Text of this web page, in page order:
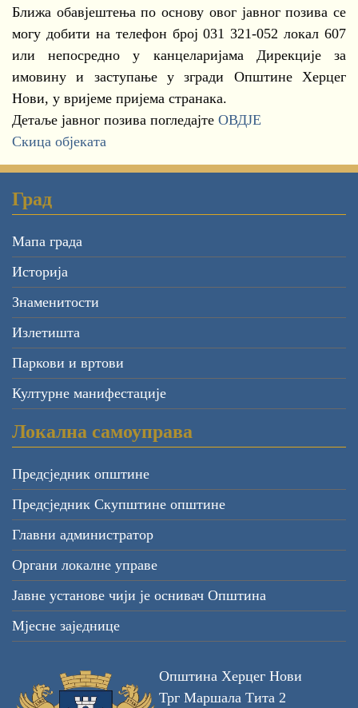
Ближа обавјештења по основу овог јавног позива се
могу добити на телефон број 031 321-052 локал 607
или непосредно у канцеларијама Дирекције за
имовину и заступање у згради Општине Херцег
Нови, у вријеме пријема странака.
Детаље јавног позива погледајте ОВДЈЕ
Скица објеката
Град
Мапа града
Историја
Знаменитости
Излетишта
Паркови и вртови
Културне манифестације
Локална самоуправа
Предсједник општине
Предсједник Скупштине општине
Главни администратор
Органи локалне управе
Јавне установе чији је оснивач Општина
Мјесне заједнице
Општина Херцег Нови
Трг Маршала Тита 2